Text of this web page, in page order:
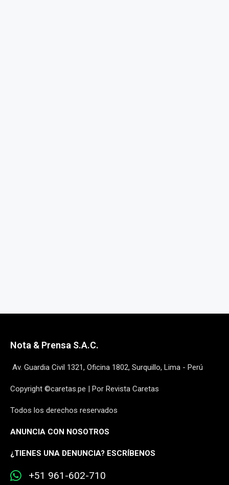
Nota & Prensa S.A.C.
Av. Guardia Civil 1321, Oficina 1802, Surquillo, Lima - Perú
Copyright ©caretas.pe | Por Revista Caretas
Todos los derechos reservados
ANUNCIA CON NOSOTROS
¿TIENES UNA DENUNCIA? ESCRÍBENOS
+51 961-602-710